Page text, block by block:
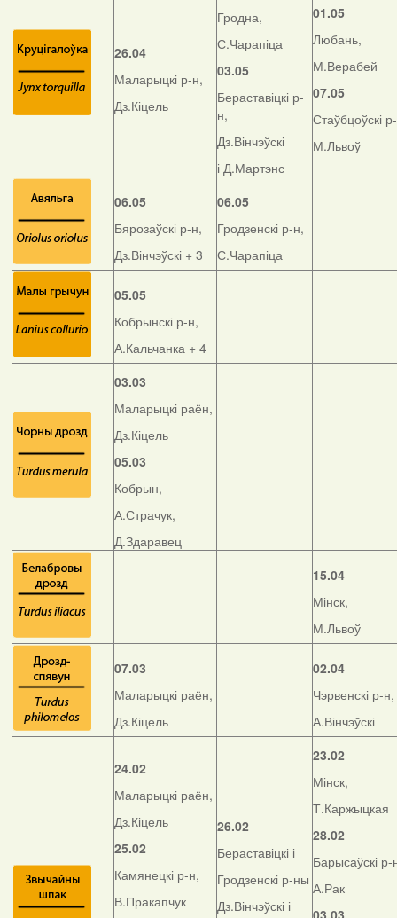
26.04
Маларыцкі р-н,
Дз.Кіцель
Гродна,
С.Чарапіца
03.05
Бераставіцкі р-
н,
Дз.Вінчэўскі
і Д.Мартэнс
01.05
Любань,
М.Верабей
07.05
Стаўбцоўскі
М.Львоў
06.05
Бярозаўскі р-н,
Дз.Вінчэўскі + 3
06.05
Гродзенскі р-н,
С.Чарапіца
05.05
Кобрынскі р-н,
А.Кальчанка + 4
03.03
Маларыцкі раён,
Дз.Кіцель
05.03
Кобрын,
А.Страчук,
Д.Здаравец
15.04
Мінск,
М.Львоў
07.03
Маларыцкі раён,
Дз.Кіцель
02.04
Чэрвенскі р-н,
А.Вінчэўскі
24.02
Маларыцкі раён,
Дз.Кіцель
25.02
Камянецкі р-н,
В.Пракапчук
26.02
Бераставіцкі і
Гродзенскі р-ны
Дз.Вінчэўскі і
23.02
Мінск,
Т.Каржыцкая
28.02
Барысаўскі р-
А.Рак
03.03